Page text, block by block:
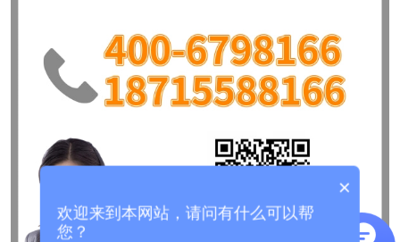
×
欢迎来到本网站，请问有什么可以帮
您？